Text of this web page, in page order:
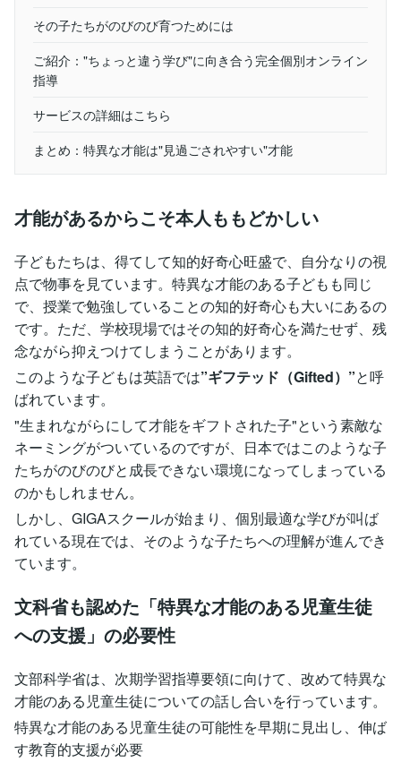
その子たちがのびのび育つためには
ご紹介："ちょっと違う学び"に向き合う完全個別オンライン
指導
サービスの詳細はこちら
まとめ：特異な才能は"見過ごされやすい"才能
才能があるからこそ本人ももどかしい
子どもたちは、得てして知的好奇心旺盛で、自分なりの視
点で物事を見ています。特異な才能のある子どもも同じ
で、授業で勉強していることの知的好奇心も大いにあるの
です。ただ、学校現場ではその知的好奇心を満たせず、残
念ながら抑えつけてしまうことがあります。
このような子どもは英語では”ギフテッド（Gifted）”と呼
ばれています。
"生まれながらにして才能をギフトされた子"という素敵な
ネーミングがついているのですが、日本ではこのような子
たちがのびのびと成長できない環境になってしまっている
のかもしれません。
しかし、GIGAスクールが始まり、個別最適な学びが叫ば
れている現在では、そのような子たちへの理解が進んでき
ています。
文科省も認めた「特異な才能のある児童生徒
への支援」の必要性
文部科学省は、次期学習指導要領に向けて、改めて特異な
才能のある児童生徒についての話し合いを行っています。
特異な才能のある児童生徒の可能性を早期に見出し、伸ば
す教育的支援が必要